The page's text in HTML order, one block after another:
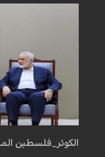
الكوثر_فلسطين